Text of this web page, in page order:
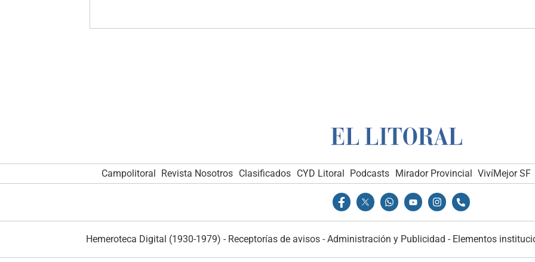
Campolitoral Revista Nosotros Clasificados CYD Litoral Podcasts Mirador Provincial VivíMejor SF
Hemeroteca Digital (1930-1979) - Receptorías de avisos- Administración y Publicidad - Elementos